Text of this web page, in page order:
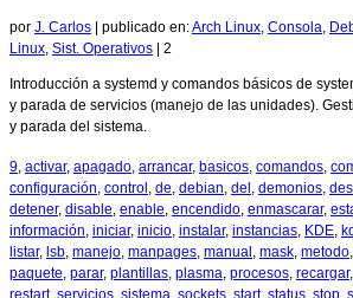
por J. Carlos publicado en:Arch Linux, Consola,
Linux, Sist. Operativos 2
Introducción a systemd y comandos básicos de
y parada de servicios (manejo de las unidades).
y parada del sistema.
9, activar, apagado, arrancar, basicos, comandos,
configuración, control , de, debian, del , demonios,
detener, disable, enable, encendido, enmascarar,
información, iniciar, inicio, instalar, instancias, KDE,
listar, lsb, manejo, manpages, manual , mask, metodo,
paquete, parar, plantillas, plasma, procesos, recargar,
restart, servicios sistema sockets start, status stop